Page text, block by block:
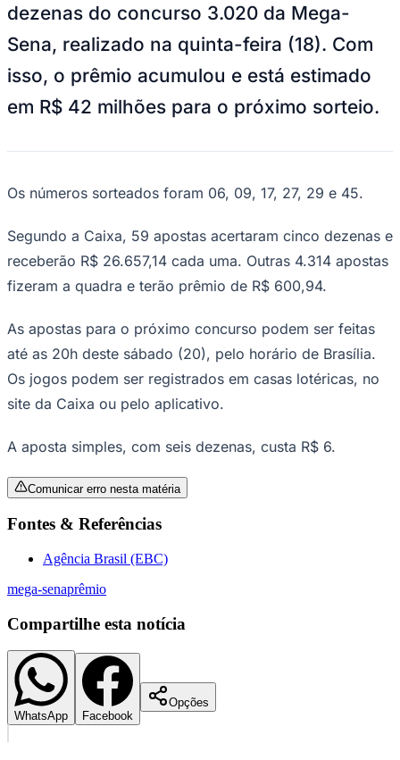
UFC
MLB
Atletismo
Vôlei
NBB
Brasileirão Série B
Paulistão
Libertadores
Sul-Americana
Copa América
Champions League
Bundesliga
Mundial 2026
Times - Ir direto
dezenas do concurso 3.020 da Mega-
Sena, realizado na quinta-feira (18). Com
isso, o prêmio acumulou e está estimado
em R$ 42 milhões para o próximo sorteio.
Os números sorteados foram 06, 09, 17, 27, 29 e 45.
Segundo a Caixa, 59 apostas acertaram cinco dezenas e
receberão R$ 26.657,14 cada uma. Outras 4.314 apostas
fizeram a quadra e terão prêmio de R$ 600,94.
As apostas para o próximo concurso podem ser feitas
até as 20h deste sábado (20), pelo horário de Brasília.
Os jogos podem ser registrados em casas lotéricas, no
site da Caixa ou pelo aplicativo.
A aposta simples, com seis dezenas, custa R$ 6.
Comunicar erro nesta matéria
Fontes & Referências
Agência Brasil (EBC)
mega-senaprêmio
Compartilhe esta notícia
WhatsApp Facebook
Opções